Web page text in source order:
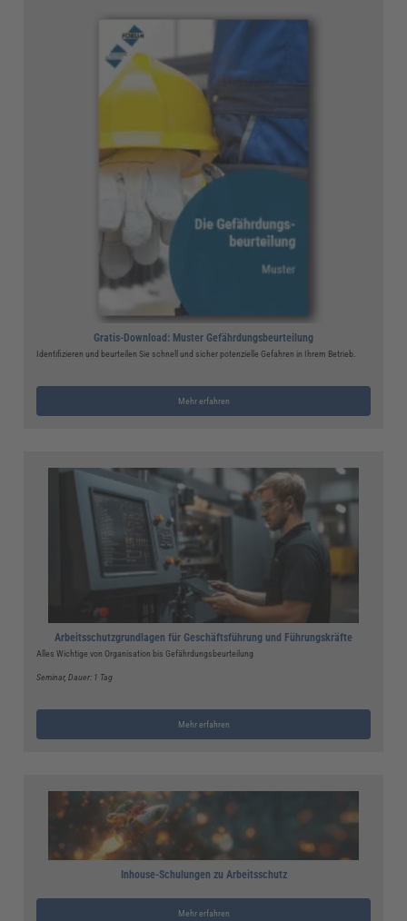
Gratis-Download: Muster Gefährdungsbeurteilung
Identifizieren und beurteilen Sie schnell und sicher potenzielle Gefahren in Ihrem Betrieb.
Mehr erfahren
Arbeitsschutzgrundlagen für Geschäftsführung und Führungskräfte
Alles Wichtige von Organisation bis Gefährdungsbeurteilung
Seminar, Dauer: 1 Tag
Mehr erfahren
Inhouse-Schulungen zu Arbeitsschutz
Mehr erfahren